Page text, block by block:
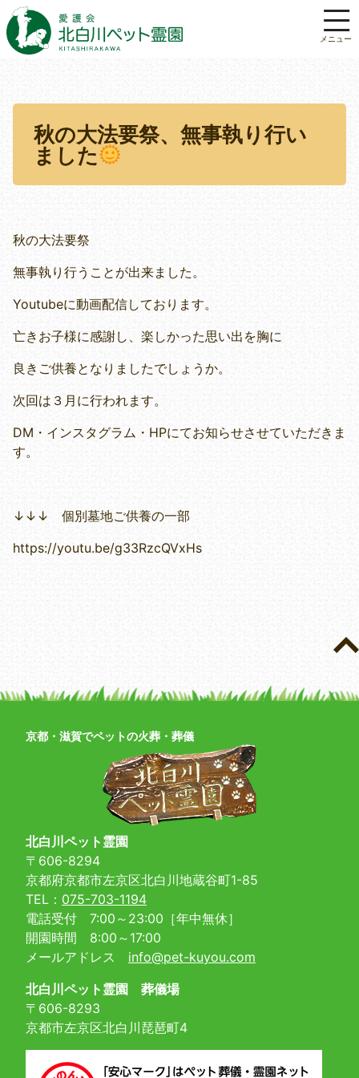
秋の大法要祭、無事執り行い
ました
秋の大法要祭
無事執り行うことが出来ました。
Youtubeに動画配信しております。
亡きお子様に感謝し、楽しかった思い出を胸に
良きご供養となりましたでしょうか。
次回は３月に行われます。
DM・インスタグラム・HPにてお知らせさせていただきま
す。
↓↓↓ 個別墓地ご供養の一部
https://youtu.be/g33RzcQVxHs
京都・滋賀でペットの火葬・葬儀
北白川ペット霊園
〒606-8294
京都府京都市左京区北白川地蔵谷町1-85
TEL： 075-703-1194
電話受付 7:00～23:00［年中無休］
開園時間 8:00～17:00
メールアドレス info@pet-kuyou.com
北白川ペット霊園 葬儀場
〒606-8293
京都市左京区北白川琵琶町4